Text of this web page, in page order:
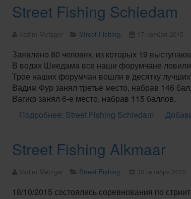
Street Fishing Schiedam
Vadim Metzger Street Fishing. 17 ноября 2015
Заявлено 80 человек, из которых 19
В водах Шиедама все наши форумчане
Трое наших форумчан вошли в десятку
Вадим Фур занял третье место, набрав 146
Вагиф занял 6-е место, набрав 115 баллов.
Подробнее: Street Fishing Schiedam
Street Fishing Alkmaar
Vadim Metzger Street Fishing. 30 октября 2015
18/10/2015 состоялись соревнования по